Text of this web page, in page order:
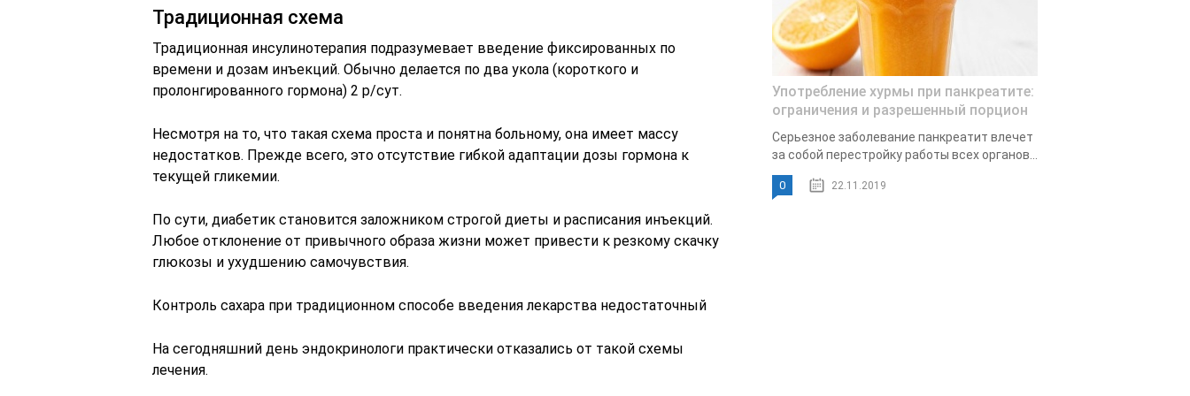
Традиционная схема
Традиционная инсулинотерапия подразумевает введение фиксированных по
времени и дозам инъекций. Обычно делается по два укола (короткого и
пролонгированного гормона) 2 р/сут.
Несмотря на то, что такая схема проста и понятна больному, она имеет массу
недостатков. Прежде всего, это отсутствие гибкой адаптации дозы гормона к
текущей гликемии.
По сути, диабетик становится заложником строгой диеты и расписания инъекций.
Любое отклонение от привычного образа жизни может привести к резкому скачку
глюкозы и ухудшению самочувствия.
Контроль сахара при традиционном способе введения лекарства недостаточный
На сегодняшний день эндокринологи практически отказались от такой схемы
лечения.
Употребление хурмы при панкреатите:
ограничения и разрешенный порцион
Серьезное заболевание панкреатит влечет
за собой перестройку работы всех органов...
0 22.11.2019